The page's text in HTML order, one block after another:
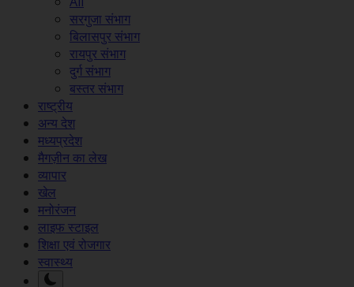
सरगुजा संभाग
बिलासपुर संभाग
रायपुर संभाग
दुर्ग संभाग
बस्तर संभाग
राष्ट्रीय
अन्य देश
मध्यप्रदेश
मैगज़ीन का लेख
व्यापार
खेल
मनोरंजन
लाइफ स्टाइल
शिक्षा एवं रोजगार
स्वास्थ्य